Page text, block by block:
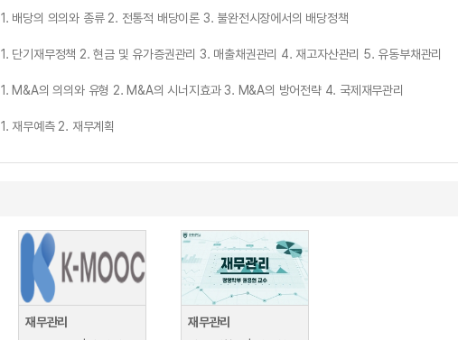
1. 배당의 의의와 종류 2. 전통적 배당이론 3. 불완전시장에서의 배당정책
1. 단기재무정책 2. 현금 및 유가증권관리 3. 매출채권관리 4. 재고자산관리 5. 유동부채관리
1. M&A의 의의와 유형 2. M&A의 시너지효과 3. M&A의 방어전략 4. 국제재무관리
1. 재무예측 2. 재무계획
재무관리
재무관리